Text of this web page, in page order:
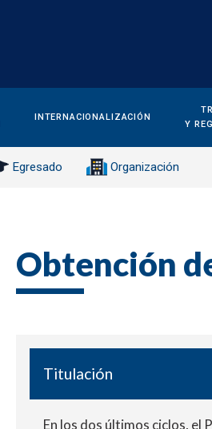
INTERNACIONALIZACIÓN
Y
Egresado Organización
Obtención
Titulación
En los dos últimos ciclos, el